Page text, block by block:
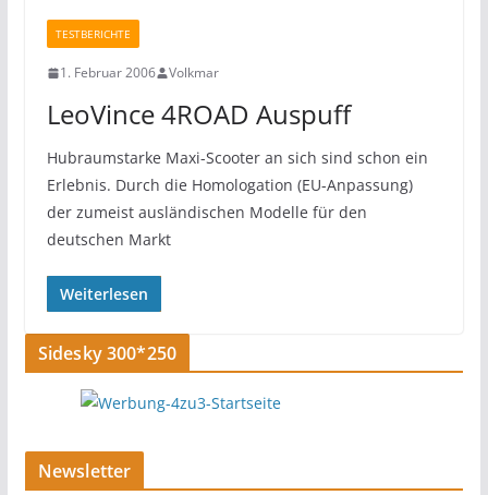
TESTBERICHTE
1. Februar 2006 Volkmar
LeoVince 4ROAD Auspuff
Hubraumstarke Maxi-Scooter an sich sind schon ein
Erlebnis. Durch die Homologation (EU-Anpassung)
der zumeist ausländischen Modelle für den
deutschen Markt
Weiterlesen
Sidesky 300*250
Newsletter